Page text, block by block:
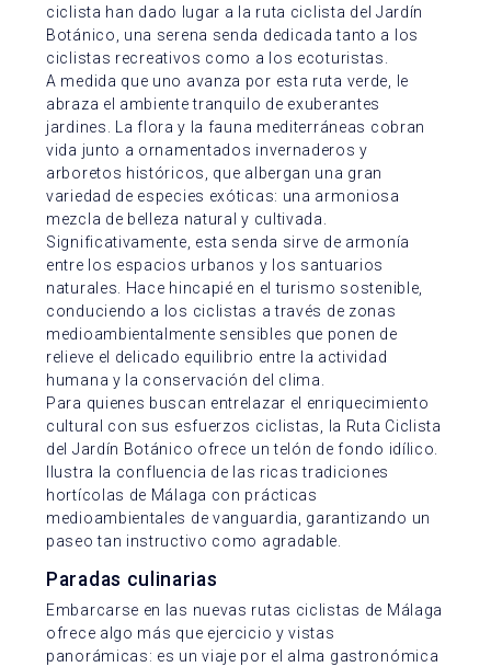
ciclista han dado lugar a la ruta ciclista del Jardín
Botánico, una serena senda dedicada tanto a los
ciclistas recreativos como a los ecoturistas.
A medida que uno avanza por esta ruta verde, le
abraza el ambiente tranquilo de exuberantes
jardines. La flora y la fauna mediterráneas cobran
vida junto a ornamentados invernaderos y
arboretos históricos, que albergan una gran
variedad de especies exóticas: una armoniosa
mezcla de belleza natural y cultivada.
Significativamente, esta senda sirve de armonía
entre los espacios urbanos y los santuarios
naturales. Hace hincapié en el turismo sostenible,
conduciendo a los ciclistas a través de zonas
medioambientalmente sensibles que ponen de
relieve el delicado equilibrio entre la actividad
humana y la conservación del clima.
Para quienes buscan entrelazar el enriquecimiento
cultural con sus esfuerzos ciclistas, la Ruta Ciclista
del Jardín Botánico ofrece un telón de fondo idílico.
Ilustra la confluencia de las ricas tradiciones
hortícolas de Málaga con prácticas
medioambientales de vanguardia, garantizando un
paseo tan instructivo como agradable.
Paradas culinarias
Embarcarse en las nuevas rutas ciclistas de Málaga
ofrece algo más que ejercicio y vistas
panorámicas: es un viaje por el alma gastronómica